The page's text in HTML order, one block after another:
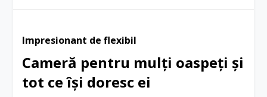
Impresionant de flexibil
Cameră pentru mulți oaspeți și
tot ce își doresc ei